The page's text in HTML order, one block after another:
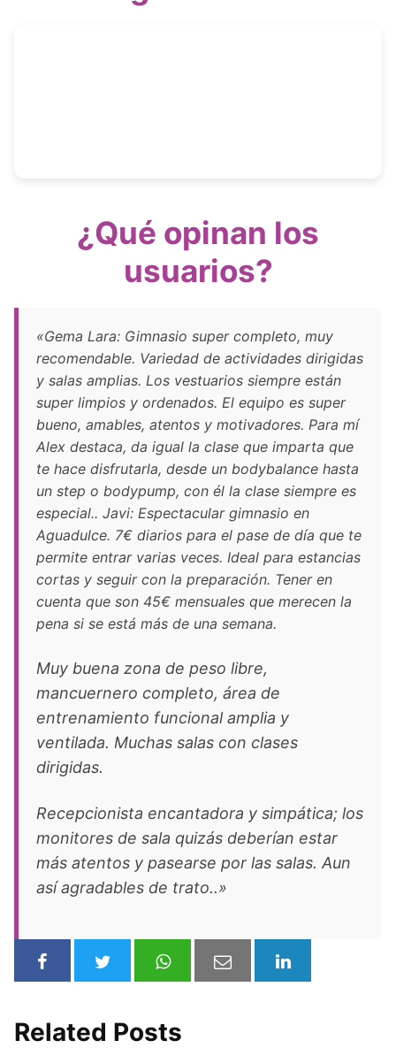
¿Qué opinan los
usuarios?
«Gema Lara: Gimnasio super completo, muy
recomendable. Variedad de actividades dirigidas
y salas amplias. Los vestuarios siempre están
super limpios y ordenados. El equipo es super
bueno, amables, atentos y motivadores. Para mí
Alex destaca, da igual la clase que imparta que
te hace disfrutarla, desde un bodybalance hasta
un step o bodypump, con él la clase siempre es
especial.. Javi: Espectacular gimnasio en
Aguadulce. 7€ diarios para el pase de día que te
permite entrar varias veces. Ideal para estancias
cortas y seguir con la preparación. Tener en
cuenta que son 45€ mensuales que merecen la
pena si se está más de una semana.
Muy buena zona de peso libre,
mancuernero completo, área de
entrenamiento funcional amplia y
ventilada. Muchas salas con clases
dirigidas.
Recepcionista encantadora y simpática; los
monitores de sala quizás deberían estar
más atentos y pasearse por las salas. Aun
así agradables de trato..»
Related Posts